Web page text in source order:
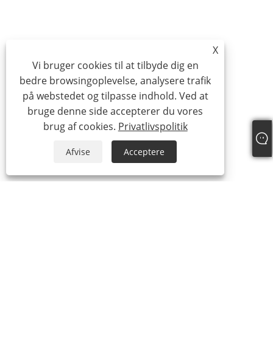
X
Vi bruger cookies til at tilbyde dig en
bedre browsingoplevelse, analysere trafik
på webstedet og tilpasse indhold. Ved at
bruge denne side accepterer du vores
brug af cookies. Privatlivspolitik
Afvise Acceptere